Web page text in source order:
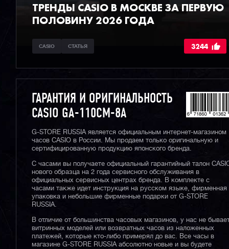
ТРЕНДЫ CASIO В МОСКВЕ ЗА ПЕРВУЮ
ПОЛОВИНУ 2026 ГОДА
CASIO СТАТЬЯ 3244
ГАРАНТИЯ И ОРИГИНАЛЬНОСТЬ
CASIO GA-110CM-8A
G-STORE RUSSIA является официальным интернет-магазином
часов CASIO в России. Мы продаем только оригинальную и
сертифицированную продукцию японского бренда.
С часами вы получаете официальный гарантийный талон
нового образца на 2 года сервисного обслуживания в
официальных сервисных центрах бренда. В комплекте с
часами также идет инструкция на русском языке, фирменная
упаковка и небольшие фирменные подарки от G-STORE
RUSSIA.
В отличие от большинства часовых магазинов, у нас не
витринных моделей или возвратных часов из наложенных
платежей, которые кто-либо примерял до вас. Все часы в
магазине G-STORE RUSSIA абсолютно новые и вы будете